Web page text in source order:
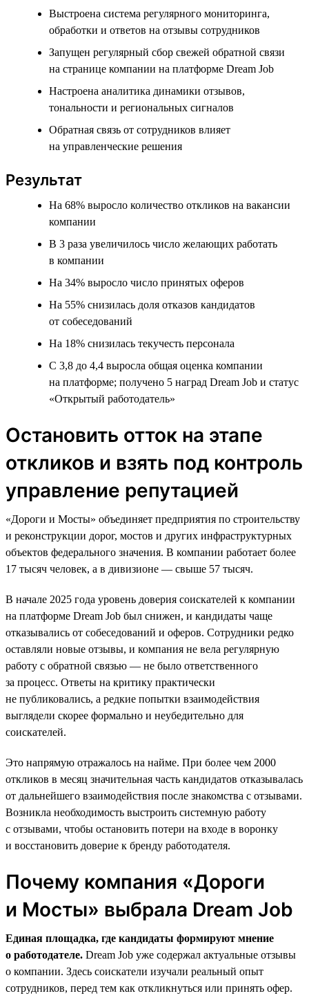
Выстроена система регулярного мониторинга,
обработки и ответов на отзывы сотрудников
Запущен регулярный сбор свежей обратной связи
на странице компании на платформе Dream Job
Настроена аналитика динамики отзывов,
тональности и региональных сигналов
Обратная связь от сотрудников влияет
на управленческие решения
Результат
На 68% выросло количество откликов на вакансии
компании
В 3 раза увеличилось число желающих работать
в компании
На 34% выросло число принятых оферов
На 55% снизилась доля отказов кандидатов
от собеседований
На 18% снизилась текучесть персонала
С 3,8 до 4,4 выросла общая оценка компании
на платформе; получено 5 наград Dream Job и статус
«Открытый работодатель»
Остановить отток на этапе
откликов и взять под контроль
управление репутацией
«Дороги и Мосты» объединяет предприятия по строительству
и реконструкции дорог, мостов и других инфраструктурных
объектов федерального значения. В компании работает более
17 тысяч человек, а в дивизионе — свыше 57 тысяч.
В начале 2025 года уровень доверия соискателей к компании
на платформе Dream Job был снижен, и кандидаты чаще
отказывались от собеседований и оферов. Сотрудники редко
оставляли новые отзывы, и компания не вела регулярную
работу с обратной связью — не было ответственного
за процесс. Ответы на критику практически
не публиковались, а редкие попытки взаимодействия
выглядели скорее формально и неубедительно для
соискателей.
Это напрямую отражалось на найме. При более чем 2000
откликов в месяц значительная часть кандидатов отказывалась
от дальнейшего взаимодействия после знакомства с отзывами.
Возникла необходимость выстроить системную работу
с отзывами, чтобы остановить потери на входе в воронку
и восстановить доверие к бренду работодателя.
Почему компания «Дороги
и Мосты» выбрала Dream Job
Единая площадка, где кандидаты формируют мнение
о работодателе. Dream Job уже содержал актуальные отзывы
о компании. Здесь соискатели изучали реальный опыт
сотрудников, перед тем как откликнуться или принять офер.